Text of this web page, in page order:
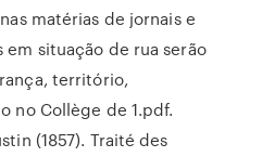
matérias de jornais e
em situação de rua serão
território,
no Collège de 1.pdf.
(1857). Traité des